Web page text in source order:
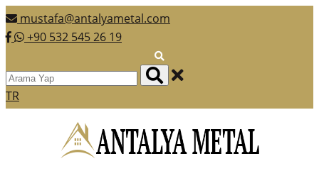
mustafa@antalyametal.com
+90 532 545 26 19
TR